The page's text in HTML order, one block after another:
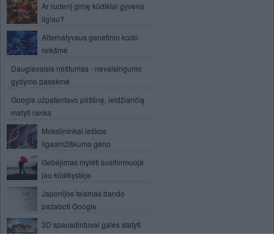
Ar rudenį gimę kūdikiai gyvena
ilgiau?
Alternatyvaus genetinio kodo
reikšmė
Daugiavaisis nėštumas - nevaisingumo
gydymo pasekmė
Google užpatentavo pirštinę, leidžiančią
matyti ranka
Mokslininkai ieškos
ilgaamžiškumo geno
Gebėjimas mylėti susiformuoja
jau kūdikystėje
Japonijos teismas bando
pažaboti Google
3D spausdintuvai galės statyti
namus (VIDEO)